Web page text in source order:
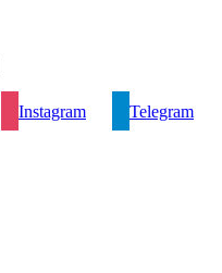
Instagram
Telegram